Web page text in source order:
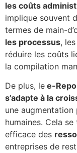
les coûts
implique souvent
termes de main-
les processus,
réduire les coûts
la compilation
De plus, le e-
s’adapte à la
une
humaines. Cela
efficace des
entreprises de